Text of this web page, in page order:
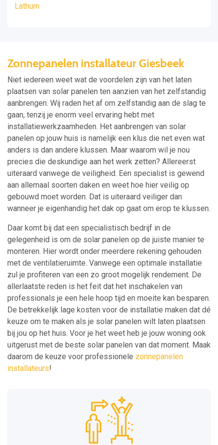
Lathum
Zonnepanelen installateur Giesbeek
Niet iedereen weet wat de voordelen zijn van het laten
plaatsen van solar panelen ten aanzien van het zelfstandig
aanbrengen. Wij raden het af om zelfstandig aan de slag te
gaan, tenzij je enorm veel ervaring hebt met
installatiewerkzaamheden. Het aanbrengen van solar
panelen op jouw huis is namelijk een klus die net even wat
anders is dan andere klussen. Maar waarom wil je nou
precies die deskundige aan het werk zetten? Allereerst
uiteraard vanwege de veiligheid. Een specialist is gewend
aan allemaal soorten daken en weet hoe hier veilig op
gebouwd moet worden. Dat is uiteraard veiliger dan
wanneer je eigenhandig het dak op gaat om erop te klussen.
Daar komt bij dat een specialistisch bedrijf in de
gelegenheid is om de solar panelen op de juiste manier te
monteren. Hier wordt onder meerdere rekening gehouden
met de ventilatieruimte. Vanwege een optimale installatie
zul je profiteren van een zo groot mogelijk rendement. De
allerlaatste reden is het feit dat het inschakelen van
professionals je een hele hoop tijd en moeite kan besparen.
De betrekkelijk lage kosten voor de installatie maken dat dé
keuze om te maken als je solar panelen wilt laten plaatsen
bij jou op het huis. Voor je het weet heb je jouw woning ook
uitgerust met de beste solar panelen van dat moment. Maak
daarom de keuze voor professionele zonnepanelen
installateurs!